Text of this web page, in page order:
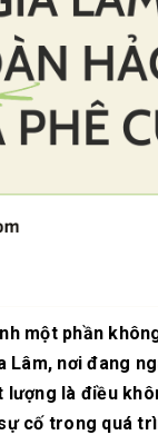
một phần
Lâm, nơi đang
lượng là điều
cố trong quá